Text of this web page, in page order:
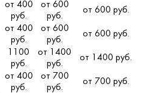
от 400
руб.
от 600
руб.
от 600 руб.
от 400
руб.
от 600
руб.
от 600 руб.
1100
руб.
от 1400
руб.
от 1400 руб.
от 400
руб.
от 700
руб.
от 700 руб.